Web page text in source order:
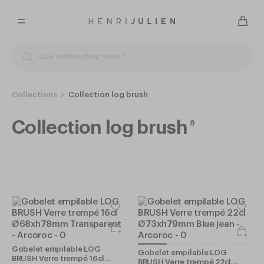
Collections Collection log brush
Collection log brush 8
Gobelet empilable LOG
BRUSH Verre trempé 16cl
Gobelet empilable LOG
BRUSH Verre trempé 22cl